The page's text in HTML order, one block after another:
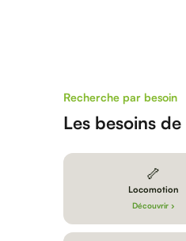
Recherche par besoin
Les besoins
🦴
Locomotion
Découvrir ›